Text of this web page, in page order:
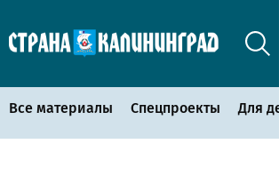
Все материалы Спецпроекты Для